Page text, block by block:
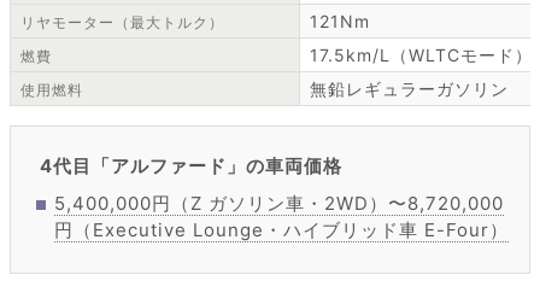
リヤモーター（最大トルク） 121Nm
燃費 17.5km/L（WLTCモード）
使用燃料 無鉛レギュラーガソリン
4代目「アルファード」の車両価格
5,400,000円（Z ガソリン車・2WD）〜8,720,000
円（Executive Lounge・ハイブリッド車 E-Four）